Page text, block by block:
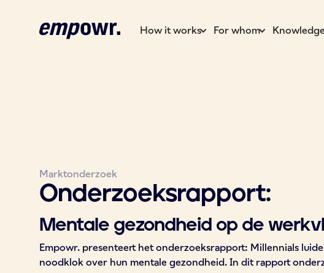
How it works For whom
Marktonderzoek
Onderzoeksrapport:
Mentale gezondheid op de
Empowr. presenteert het onderzoeksrapport: Millennials
noodklok over hun mentale gezondheid. In dit rapport